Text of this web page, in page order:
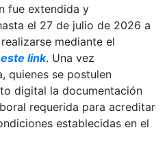
fue extendida y
el 27 de julio de 2026 a
mediante el
link. Una vez
quienes se postulen
digital la documentación
requerida para acreditar
establecidas en el